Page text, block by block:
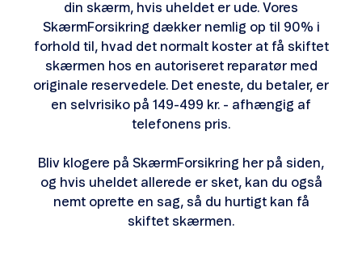
din skærm, hvis uheldet er ude. Vores
SkærmForsikring dækker nemlig op til 90% i
forhold til, hvad det normalt koster at få skiftet
skærmen hos en autoriseret reparatør med
originale reservedele. Det eneste, du betaler, er
en selvrisiko på 149-499 kr. - afhængig af
telefonens pris.
Bliv klogere på SkærmForsikring her på siden,
og hvis uheldet allerede er sket, kan du også
nemt oprette en sag, så du hurtigt kan få
skiftet skærmen.